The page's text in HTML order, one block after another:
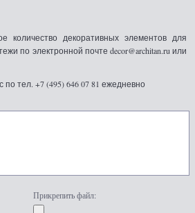
количество декоративных элементов для
по электронной почте decor@architan.ru или
тел. +7 (495) 646 07 81 ежедневно
Прикрепить файл: